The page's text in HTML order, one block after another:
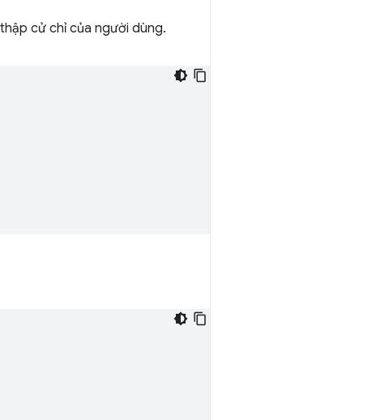
cử chỉ của người dùng.